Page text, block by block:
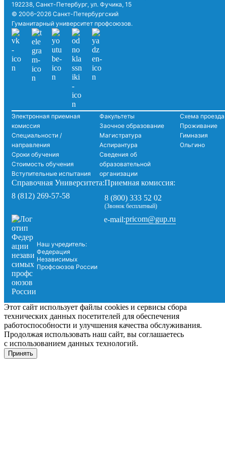
192238, Санкт-Петербург, ул. Фучика, 15
© 2006–2026 Санкт-Петербургский
Гуманитарный университет профсоюзов.
Электронная приемная
комиссия
Специальности /
направления
Сроки обучения
Стоимость обучения
Вступительные испытания
Факультеты
Заочное образование
Магистратура
Аспирантура
Сведения об
образовательной
организации
Схема проезда
Проживание
Гимназия
Ольгино
Справочная Университета:
8 (812) 269-57-58
Приемная комиссия:
8 (800) 333 52 02
(Звонок бесплатный)
Наш учредитель:
Федерация
Независимых
Профсоюзов России
e-mail:pricom@gup.ru
Этот сайт использует файлы cookies и сервисы сбора
технических данных посетителей для обеспечения
работоспособности и улучшения качества обслуживания.
Продолжая использовать наш сайт, вы соглашаетесь
с использованием данных технологий.
Принять